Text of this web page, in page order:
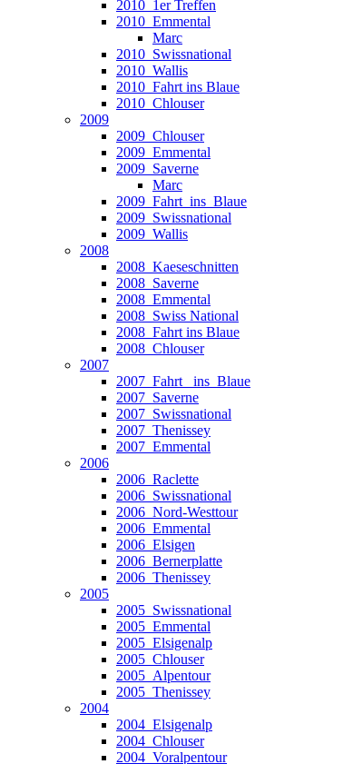
2010_1er Treffen
2010_Emmental
Marc
2010_Swissnational
2010_Wallis
2010_Fahrt ins Blaue
2010_Chlouser
2009
2009_Chlouser
2009_Emmental
2009_Saverne
Marc
2009_Fahrt_ins_Blaue
2009_Swissnational
2009_Wallis
2008
2008_Kaeseschnitten
2008_Saverne
2008_Emmental
2008_Swiss National
2008_Fahrt ins Blaue
2008_Chlouser
2007
2007_Fahrt_ ins_Blaue
2007_Saverne
2007_Swissnational
2007_Thenissey
2007_Emmental
2006
2006_Raclette
2006_Swissnational
2006_Nord-Westtour
2006_Emmental
2006_Elsigen
2006_Bernerplatte
2006_Thenissey
2005
2005_Swissnational
2005_Emmental
2005_Elsigenalp
2005_Chlouser
2005_Alpentour
2005_Thenissey
2004
2004_Elsigenalp
2004_Chlouser
2004_Voralpentour